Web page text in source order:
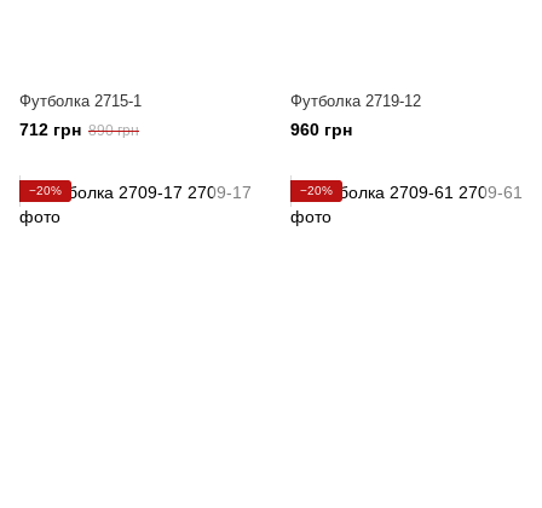
Футболка 2715-1
712 грн 890 грн
Футболка 2719-12
960 грн
−20% −20%